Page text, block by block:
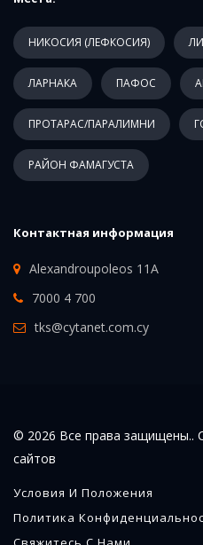
НИКОСИЯ (ЛЕФКОСИЯ)
ЛАРНАКА ПАФОС
ПРОТАРАС/ПАРАЛИМНИ
РАЙОН ФАМАГУСТА
Контактная информация
Alexandroupoleos 11A
7000 4 700
tks@cytanet.com.cy
© 2026 Все права защищены..
сайтов
Условия И Положения
Политика